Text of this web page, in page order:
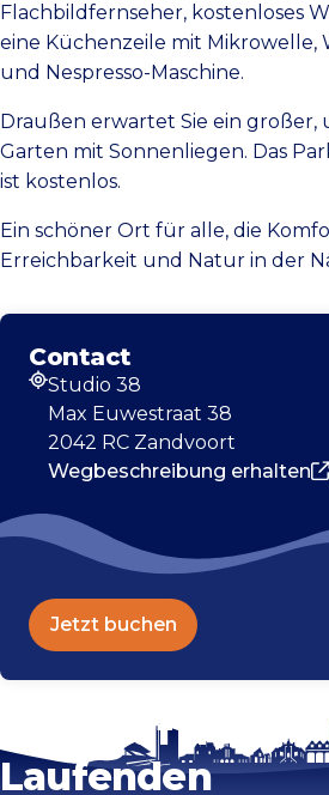
Flachbildfernseher, kostenloses
eine Küchenzeile mit Mikrowelle,
und Nespresso-Maschine.
Draußen erwartet Sie ein großer,
Garten mit Sonnenliegen. Das
ist kostenlos.
Ein schöner Ort für alle, die
Erreichbarkeit und Natur in der
Contact
Adresse
Studio 38
Max Euwestraat 38
2042 RC Zandvoort
Wegbeschreibung erhalten
Jetzt buchen
Karte
Bleib auf dem
Laufenden